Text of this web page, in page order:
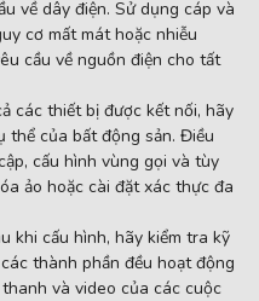
về dây điện. Sử dụng cáp và
cơ mất mát hoặc nhiễu
cầu về nguồn điện cho tất
các thiết bị được kết nối, hãy
thể của bất động sản. Điều
cấu hình vùng gọi và tùy
ảo hoặc cài đặt xác thực đa
khi cấu hình, hãy kiểm tra kỹ
thành phần đều hoạt động
và video của các cuộc